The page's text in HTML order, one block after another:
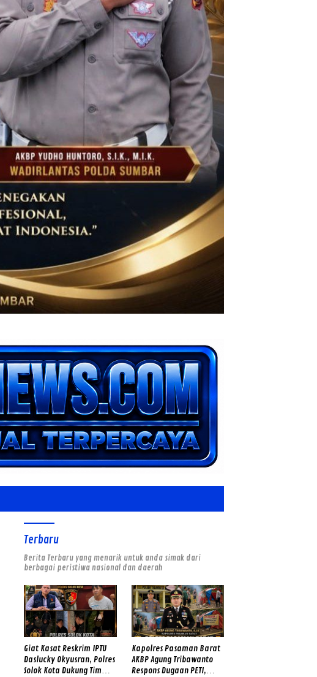
Terbaru
Berita Terbaru yang menarik untuk anda simak dari
berbagai peristiwa nasional dan daerah
Giat Kasat Reskrim IPTU
Daslucky Okyusran, Polres
Solok Kota Dukung Tim
Kapolres Pasaman Barat
AKBP Agung Tribawanto
Respons Dugaan PETI,